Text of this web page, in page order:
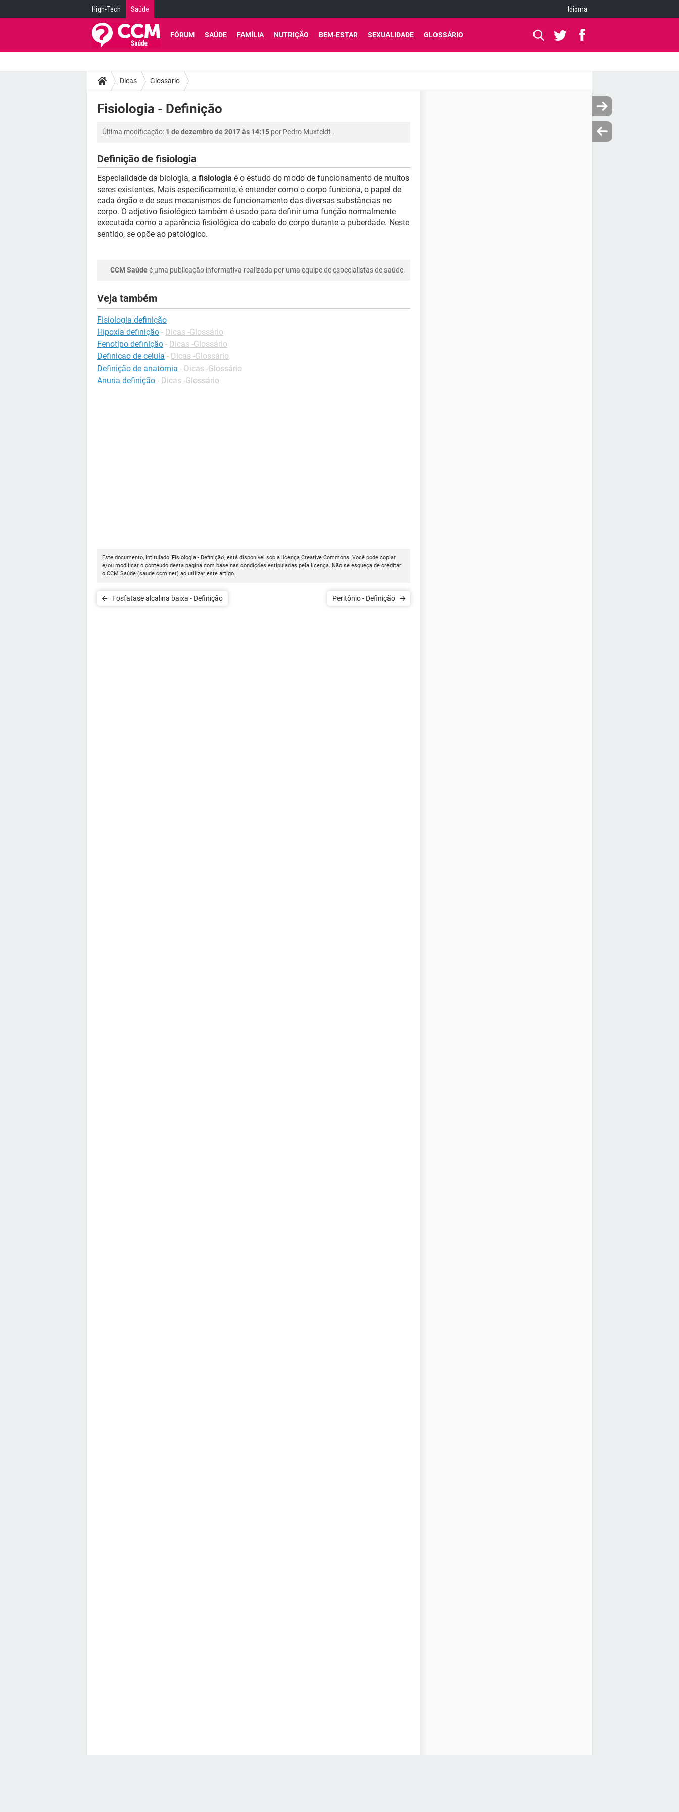
High-Tech Saúde Idioma
FÓRUM SAÚDE FAMÍLIA NUTRIÇÃO BEM-ESTAR SEXUALIDADE GLOSSÁRIO
Dicas Glossário
Fisiologia - Definição
Última modificação: 1 de dezembro de 2017 às 14:15 por Pedro Muxfeldt .
Definição de fisiologia
Especialidade da biologia, a fisiologia é o estudo do modo de funcionamento de muitos
seres existentes. Mais especificamente, é entender como o corpo funciona, o papel de
cada órgão e de seus mecanismos de funcionamento das diversas substâncias no
corpo. O adjetivo fisiológico também é usado para definir uma função normalmente
executada como a aparência fisiológica do cabelo do corpo durante a puberdade. Neste
sentido, se opõe ao patológico.
CCM Saúdeé uma publicação informativa realizada por uma equipe de especialistas de saúde.
Veja também
Fisiologia definição
Hipoxia definição - Dicas -Glossário
Fenotipo definição - Dicas -Glossário
Definicao de celula - Dicas -Glossário
Definição de anatomia - Dicas -Glossário
Anuria definição - Dicas -Glossário
Este documento, intitulado 'Fisiologia - Definição', está disponível sob a licença Creative Commons. Você pode copiar
e/ou modificar o conteúdo desta página com base nas condições estipuladas pela licença. Não se esqueça de creditar
o CCM Saúde (saude.ccm.net) ao utilizar este artigo.
Fosfatase alcalina baixa - Definição Peritônio - Definição